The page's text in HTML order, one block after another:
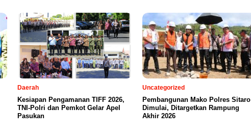
Daerah
Kesiapan Pengamanan TIFF 2026,
TNI-Polri dan Pemkot Gelar Apel
Pasukan
Uncategorized
Pembangunan Mako Polres Sitaro
Dimulai, Ditargetkan Rampung
Akhir 2026